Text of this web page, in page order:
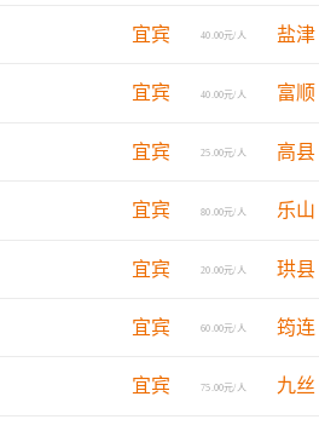
宜宾 40.00元/人 盐津
宜宾 40.00元/人 富顺
宜宾 25.00元/人 高县
宜宾 80.00元/人 乐山
宜宾 20.00元/人 珙县
宜宾 60.00元/人 筠连
宜宾 75.00元/人 九丝